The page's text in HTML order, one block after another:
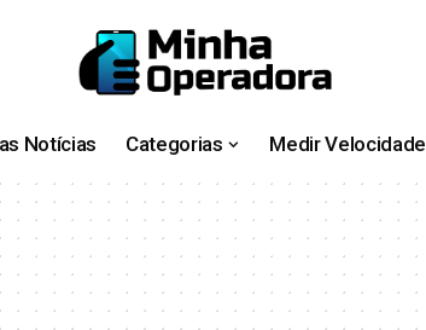
Notícias Categorias Medir Velocidade